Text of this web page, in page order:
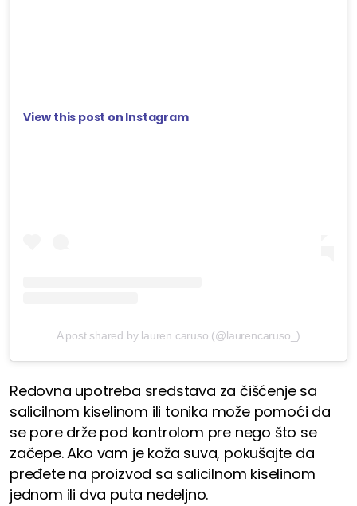
View this post on Instagram
A post shared by lauren caruso (@laurencaruso_)
Redovna upotreba sredstava za čišćenje sa
salicilnom kiselinom ili tonika može pomoći da
se pore drže pod kontrolom pre nego što se
začepe. Ako vam je koža suva, pokušajte da
pređete na proizvod sa salicilnom kiselinom
jednom ili dva puta nedeljno.